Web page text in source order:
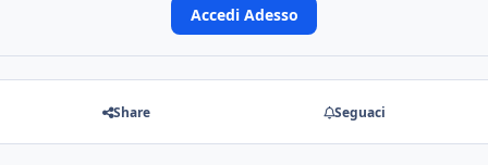
Accedi Adesso
Share Seguaci